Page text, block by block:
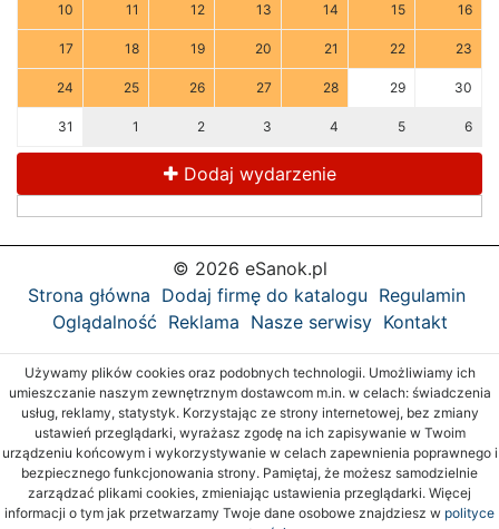
10 11 12 13 14 15 16
17 18 19 20 21 22 23
24 25 26 27 28 29 30
31 1 2 3 4 5 6
Dodaj wydarzenie
© 2026 eSanok.pl
Strona główna Dodaj firmę do katalogu Regulamin
Oglądalność Reklama Nasze serwisy Kontakt
Używamy plików cookies oraz podobnych technologii. Umożliwiamy ich
umieszczanie naszym zewnętrznym dostawcom m.in. w celach: świadczenia
usług, reklamy, statystyk. Korzystając ze strony internetowej, bez zmiany
ustawień przeglądarki, wyrażasz zgodę na ich zapisywanie w Twoim
urządzeniu końcowym i wykorzystywanie w celach zapewnienia poprawnego i
bezpiecznego funkcjonowania strony. Pamiętaj, że możesz samodzielnie
zarządzać plikami cookies, zmieniając ustawienia przeglądarki. Więcej
informacji o tym jak przetwarzamy Twoje dane osobowe znajdziesz w polityce